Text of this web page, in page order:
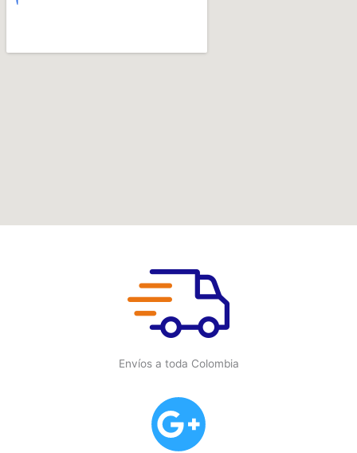
Envíos a toda Colombia